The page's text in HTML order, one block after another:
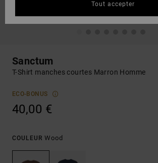
Sanctum
T-Shirt manches courtes Marron Homme
ECO-BONUS
40,00 €
COULEUR Wood
Tout accepter